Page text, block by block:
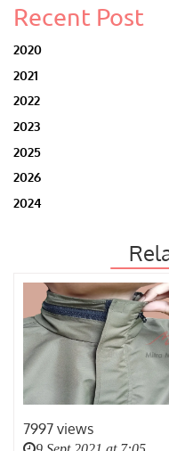
Recent Post
2020
2021
2022
2023
2025
2026
2024
7997 views